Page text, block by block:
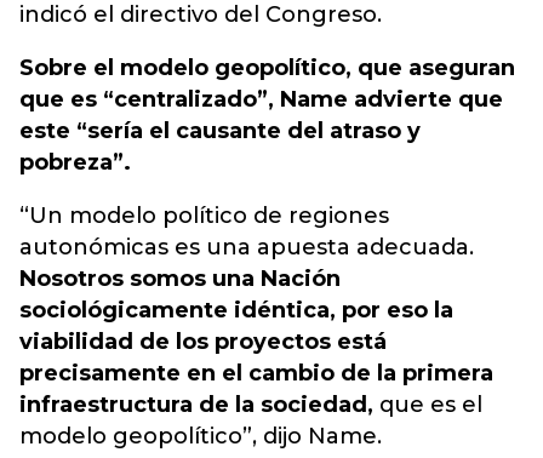
indicó el directivo del Congreso.
Sobre el modelo geopolítico, que aseguran
que es “centralizado”, Name advierte que
este “sería el causante del atraso y
pobreza”.
“Un modelo político de regiones
autonómicas es una apuesta adecuada.
Nosotros somos una Nación
sociológicamente idéntica, por eso la
viabilidad de los proyectos está
precisamente en el cambio de la primera
infraestructura de la sociedad, que es el
modelo geopolítico”, dijo Name.